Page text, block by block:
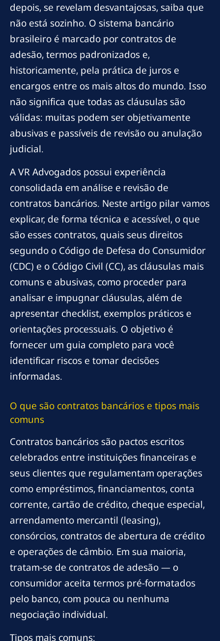
depois, se revelam desvantajosas, saiba que
não está sozinho. O sistema bancário
brasileiro é marcado por contratos de
adesão, termos padronizados e,
historicamente, pela prática de juros e
encargos entre os mais altos do mundo. Isso
não significa que todas as cláusulas são
válidas: muitas podem ser objetivamente
abusivas e passíveis de revisão ou anulação
judicial.
A VR Advogados possui experiência
consolidada em análise e revisão de
contratos bancários. Neste artigo pilar vamos
explicar, de forma técnica e acessível, o que
são esses contratos, quais seus direitos
segundo o Código de Defesa do Consumidor
(CDC) e o Código Civil (CC), as cláusulas mais
comuns e abusivas, como proceder para
analisar e impugnar cláusulas, além de
apresentar checklist, exemplos práticos e
orientações processuais. O objetivo é
fornecer um guia completo para você
identificar riscos e tomar decisões
informadas.
O que são contratos bancários e tipos mais
comuns
Contratos bancários são pactos escritos
celebrados entre instituições financeiras e
seus clientes que regulamentam operações
como empréstimos, financiamentos, conta
corrente, cartão de crédito, cheque especial,
arrendamento mercantil (leasing),
consórcios, contratos de abertura de crédito
e operações de câmbio. Em sua maioria,
tratam-se de contratos de adesão — o
consumidor aceita termos pré-formatados
pelo banco, com pouca ou nenhuma
negociação individual.
Tipos mais comuns: